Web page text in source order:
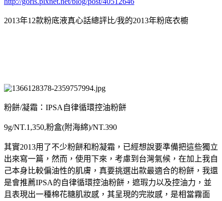
2013年12款粉底液真心話總評比/我的2013年粉底衣櫥
粉餅/凝霜：IPSA自律循環控油粉餅
9g/NT.1,350,粉盒(附海綿)/NT.390
其實2013用了不少粉餅和粉凝霜，已經想說要準備把這些獨立
出來寫一篇，然而，使用下來，考慮到台灣氣候，在加上我自
己本身比較偏油性的肌膚，真要挑選出款最適合的粉餅，我還
是會推薦IPSA的自律循環控油粉餅，遮瑕力以及控油力，並
且表現出一種棉花糖肌妝感，其呈現的完妝感，是相當霧面